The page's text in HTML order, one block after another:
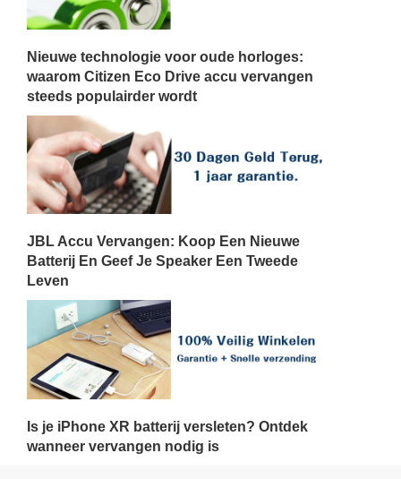
Nieuwe technologie voor oude horloges:
waarom Citizen Eco Drive accu vervangen
steeds populairder wordt
JBL Accu Vervangen: Koop Een Nieuwe
Batterij En Geef Je Speaker Een Tweede
Leven
Is je iPhone XR batterij versleten? Ontdek
wanneer vervangen nodig is